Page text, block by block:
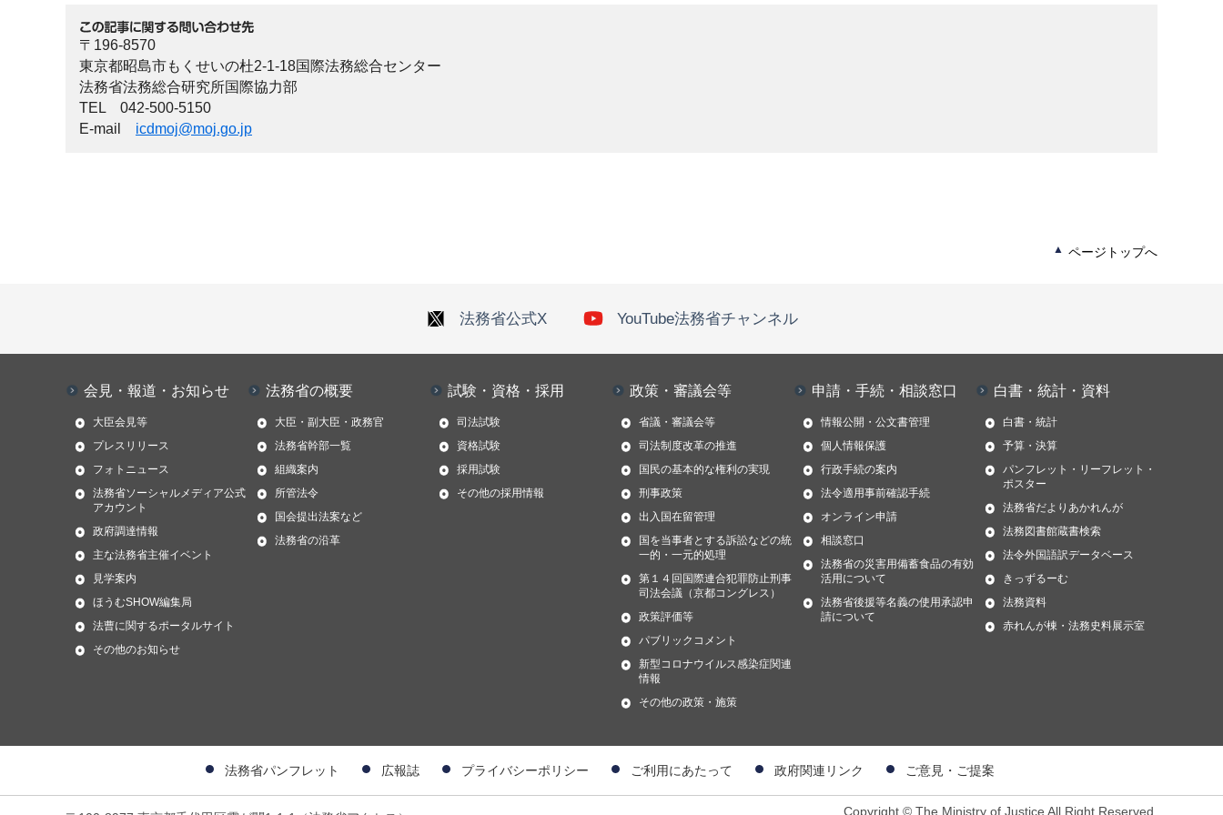
〒196-8570
東京都昭島市もくせいの杜2-1-18国際法務総合センター
法務省法務総合研究所国際協力部
TEL 042-500-5150
E-mail icdmoj@moj.go.jp
ページトップへ
法務省公式X YouTube法務省チャンネル
会見・報道・お知らせ
大臣会見等
プレスリリース
フォトニュース
法務省ソーシャルメディア公式
アカウント
政府調達情報
主な法務省主催イベント
見学案内
ほうむSHOW編集局
法曹に関するポータルサイト
その他のお知らせ
法務省の概要
大臣・副大臣・政務官
法務省幹部一覧
組織案内
所管法令
国会提出法案など
法務省の沿革
試験・資格・採用
司法試験
資格試験
採用試験
その他の採用情報
政策・審議会等
省議・審議会等
司法制度改革の推進
国民の基本的な権利の実現
刑事政策
出入国在留管理
国を当事者とする訴訟などの統
一的・一元的処理
第１４回国際連合犯罪防止刑事
司法会議（京都コングレス）
政策評価等
パブリックコメント
新型コロナウイルス感染症関連
情報
その他の政策・施策
申請・手続・相談窓口
情報公開・公文書管理
個人情報保護
行政手続の案内
法令適用事前確認手続
オンライン申請
相談窓口
法務省の災害用備蓄食品の有効
活用について
法務省後援等名義の使用承認申
請について
白書・統計・資料
白書・統計
予算・決算
パンフレット・リーフレット・
ポスター
法務省だよりあかれんが
法務図書館蔵書検索
法令外国語訳データベース
きっずるーむ
法務資料
赤れんが棟・法務史料展示室
法務省パンフレット 広報誌 プライバシーポリシー ご利用にあたって 政府関連リンク ご意見・ご提案
Copyright © The Ministry of Justice All Right Reserved.